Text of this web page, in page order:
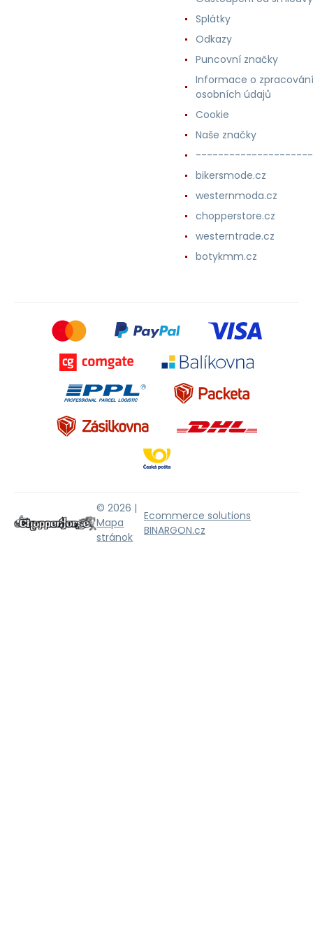
Splátky
Odkazy
Puncovní značky
Informace o zpracování
osobních údajů
Cookie
Naše značky
bikersmode.cz
westernmoda.cz
chopperstore.cz
westerntrade.cz
botykmm.cz
© 2026 |
Mapa
stránok
Ecommerce solutions
BINARGON.cz